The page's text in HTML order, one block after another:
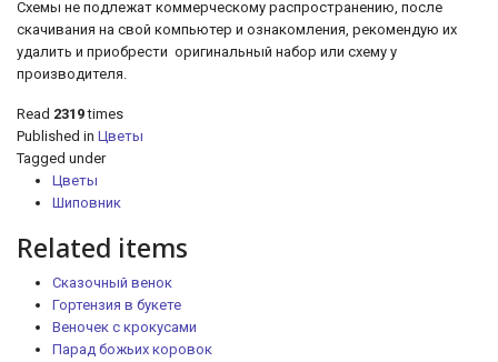
Схемы не подлежат коммерческому распространению, после
скачивания на свой компьютер и ознакомления, рекомендую их
удалить и приобрести оригинальный набор или схему у
производителя.
Read 2319times
Published in Цветы
Tagged under
Цветы
Шиповник
Related items
Сказочный венок
Гортензия в букете
Веночек с крокусами
Парад божьих коровок